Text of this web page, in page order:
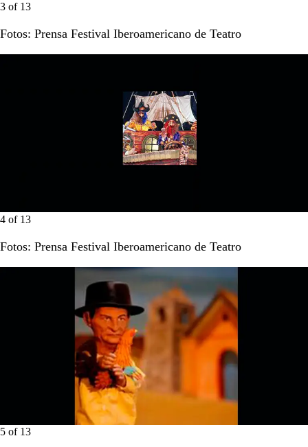
3 of 13
Fotos: Prensa Festival Iberoamericano de Teatro
4 of 13
Fotos: Prensa Festival Iberoamericano de Teatro
5 of 13